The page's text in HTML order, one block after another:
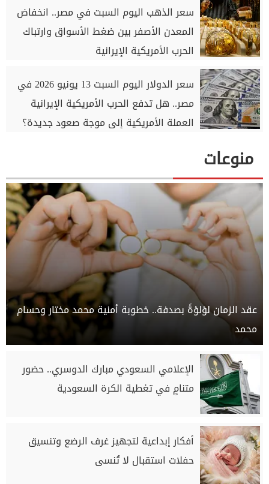
سعر الذهب اليوم السبت في مصر.. انخفاض
المعدن الأصفر بين ضغط الأسواق وارتباك
الحرب الأمريكية الإيرانية
سعر الدولار اليوم السبت 13 يونيو 2026 في
مصر.. هل تدفع الحرب الأمريكية الإيرانية
العملة الأمريكية إلى موجة صعود جديدة؟
منوعات
عقد الزمان لؤلؤةً بصدفة.. خطوبة أمنية محمد مختار وحسام
محمد
الإعلامي السعودي مبارك الدوسري.. حضور
متنامٍ في تغطية الكرة السعودية
أفكار إبداعية لتجهيز غرف الرضع وتنسيق
حفلات استقبال لا تُنسى